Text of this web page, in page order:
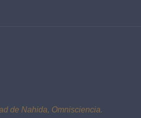
de Nahida, Omnisciencia.